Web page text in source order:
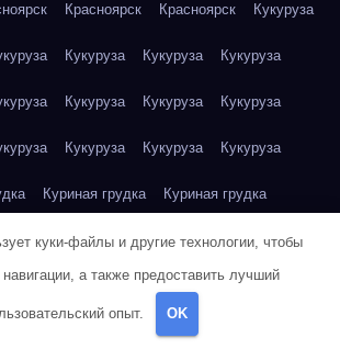
Красноярск Красноярск Кукуруза
Кукуруза Кукуруза Кукуруза
Кукуруза Кукуруза Кукуруза
Кукуруза Кукуруза Кукуруза
Куриная грудка Куриная грудка
Куриная грудка Куриная грудка
Куриная грудка Куриная грудка
Куриное яйцо
куки-файлы и другие технологии, чтобы
а также предоставить лучший
опыт. OK